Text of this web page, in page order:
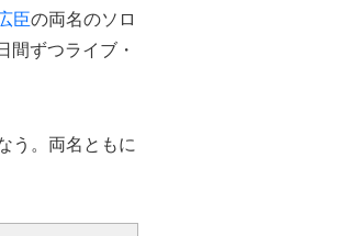
臣の両名のソロ
ずつライブ・
う。両名ともに